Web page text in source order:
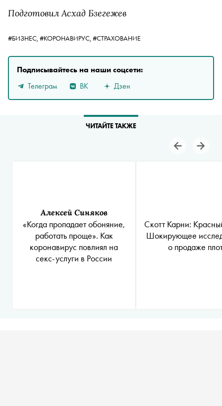
Подготовил Асхад Бзегежев
#БИЗНЕС, #КОРОНАВИРУС, #СТРАХОВАНИЕ
Подписывайтесь на наши соцсети:
Телеграм
ВК Дзен
ЧИТАЙТЕ ТАКЖЕ
Алексей Синяков
«Когда пропадает обоняние,
работать проще». Как
коронавирус повлиял на
секс-услуги в России
Скотт Карни:
Шокирующее
о продаже